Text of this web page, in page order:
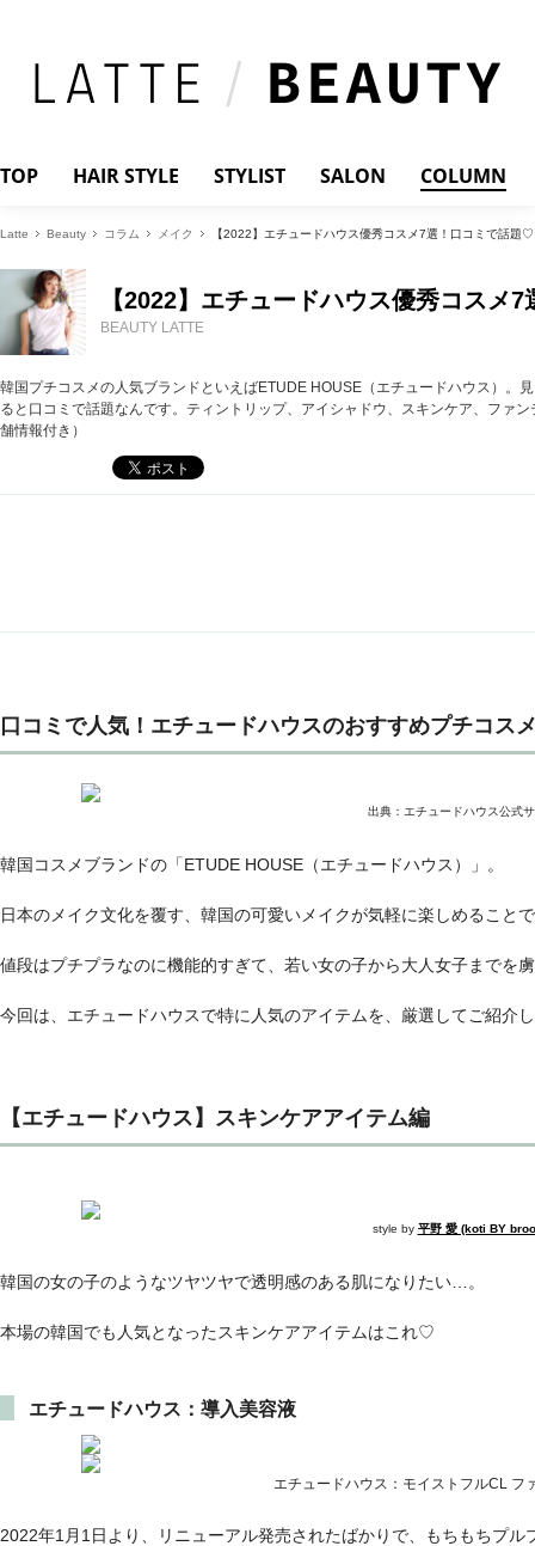
TOP HAIR STYLE STYLIST SALON COLUMN
Latte Beauty コラム メイク 【2022】エチュードハウス優秀コスメ7選！口コミで話題♡
【2022】エチュードハウス優秀コスメ
BEAUTY LATTE
韓国プチコスメの人気ブランドといえばETUDE HOUSE（エチュードハウス）。
ると口コミで話題なんです。ティントリップ、アイシャドウ、スキンケア、ファ
舗情報付き）
口コミで人気！エチュードハウスのおすすめプチコ
出典：エチュードハウス公式
韓国コスメブランドの「ETUDE HOUSE（エチュードハウス）」。
日本のメイク文化を覆す、韓国の可愛いメイクが気軽に楽しめること
値段はプチプラなのに機能的すぎて、若い女の子から大人女子までを
今回は、エチュードハウスで特に人気のアイテムを、厳選してご紹介
【エチュードハウス】スキンケアアイテム編
style by 平野 愛 (koti BY
韓国の女の子のようなツヤツヤで透明感のある肌になりたい…。
本場の韓国でも人気となったスキンケアアイテムはこれ♡
エチュードハウス：導入美容液
エチュードハウス：モイストフルCL フ
2022年1月1日より、リニューアル発売されたばかりで、もちもちプ